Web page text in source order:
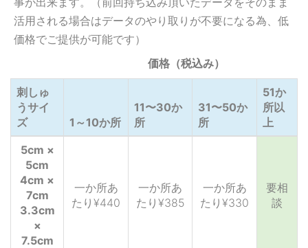
活用される場合はデータのやり取りが不要になる為、低
価格でご提供が可能です）
価格（税込み）
刺しゅ
うサイ
ズ
1～10か所
11〜30か
所
31〜50か
所
51か
所以
上
5cm ×
5cm
4cm ×
7cm
3.3cm
×
7.5cm
一か所あ
たり¥440
一か所あ
たり¥385
一か所あ
たり¥330
要相
談